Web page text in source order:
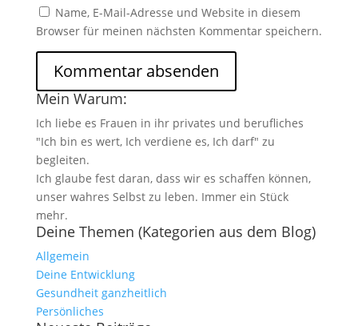
Name, E-Mail-Adresse und Website in diesem
Browser für meinen nächsten Kommentar speichern.
Mein Warum:
Ich liebe es Frauen in ihr privates und berufliches
"Ich bin es wert, Ich verdiene es, Ich darf" zu
begleiten.
Ich glaube fest daran, dass wir es schaffen können,
unser wahres Selbst zu leben. Immer ein Stück
mehr.
Deine Themen (Kategorien aus dem Blog)
Allgemein
Deine Entwicklung
Gesundheit ganzheitlich
Persönliches